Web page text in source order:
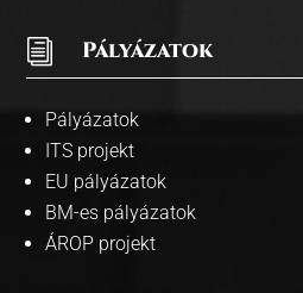
i Pályázatok
Pályázatok
ITS projekt
EU pályázatok
BM-es pályázatok
ÁROP projekt